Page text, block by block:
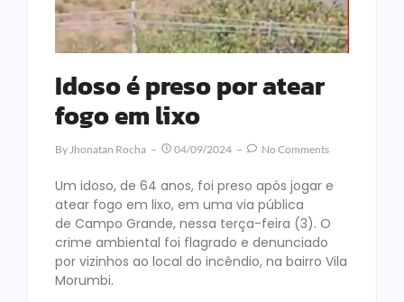
Idoso é preso por atear
fogo em lixo
ByJhonatan Rocha 04/09/2024 No Comments
Um idoso, de 64 anos, foi preso após jogar e
atear fogo em lixo, em uma via pública
de Campo Grande, nessa terça-feira (3). O
crime ambiental foi flagrado e denunciado
por vizinhos ao local do incêndio, na bairro Vila
Morumbi.